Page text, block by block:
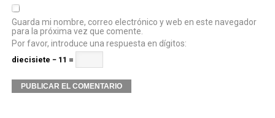
Guarda mi nombre, correo electrónico y web en este navegador
para la próxima vez que comente.
Por favor, introduce una respuesta en dígitos:
diecisiete − 11 =